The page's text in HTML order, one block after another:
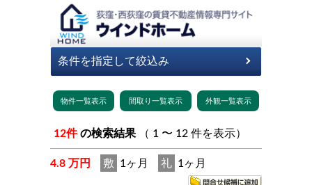
12件 の検索結果 （ 1 〜 12 件を表示）
4.8 万円 敷 1ヶ月 礼 1ヶ月